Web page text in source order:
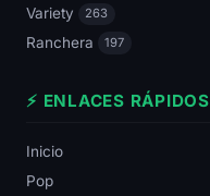
Variety 263
Ranchera 197
⚡ ENLACES RÁPIDOS
Inicio
Pop